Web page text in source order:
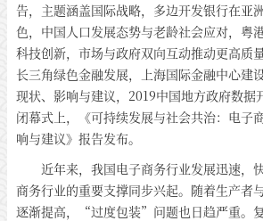
告，主题涵盖国际战略，多边开发银行在亚
色，中国人口发展态势与老龄社会应对，粤
科技创新，市场与政府双向互动推动更高质
长三角绿色金融发展，上海国际金融中心建
现状、影响与建议，2019中国地方政府数据
闭幕式上，《可持续发展与社会共治：电子
响与建议》报告发布。
近年来，我国电子商务行业发展迅速，
商务行业的重要支撑同步兴起。随着生产者
逐渐提高，“过度包装”问题也日趋严重。